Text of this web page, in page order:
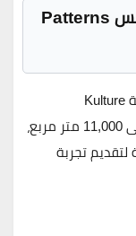
مول باترنز التجمع الخامس Patterns
Kulture
11,000 متر مربع
،
تجربة